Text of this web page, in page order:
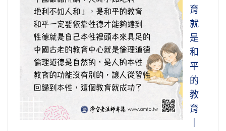
育
就
是
和
平
的
教
育